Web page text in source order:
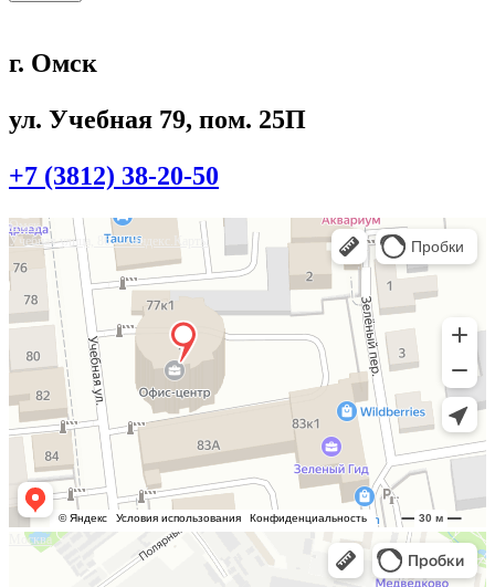
г. Омск
ул. Учебная 79, пом. 25П
+7 (3812) 38-20-50
Омск
Учебная улица, 86 — Яндекс.Карты
Москва